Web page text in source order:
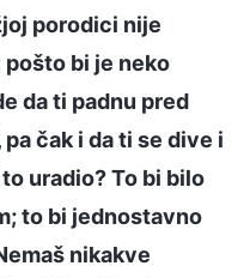
porodici nije
bi je neko
da ti padnu pred
čak i da ti se dive i
uradio? To bi bilo
to bi jednostavno
nikakve